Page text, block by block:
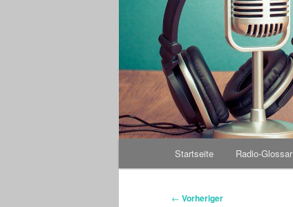
Startseite Radio-Glossar
Beitragsnavigation
← Vorheriger